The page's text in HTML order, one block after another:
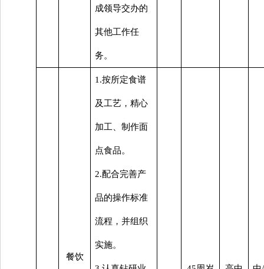
成领导交办的
其他工作任
务。
餐饮
1.按所定食谱
及工艺，精心
加工、制作面
点食品。
2.配合完善产
品的操作标准
流程，并组织
实施。